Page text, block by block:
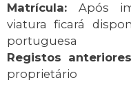
Matrícula: Após
viatura ficará
portuguesa
Registos
proprietário